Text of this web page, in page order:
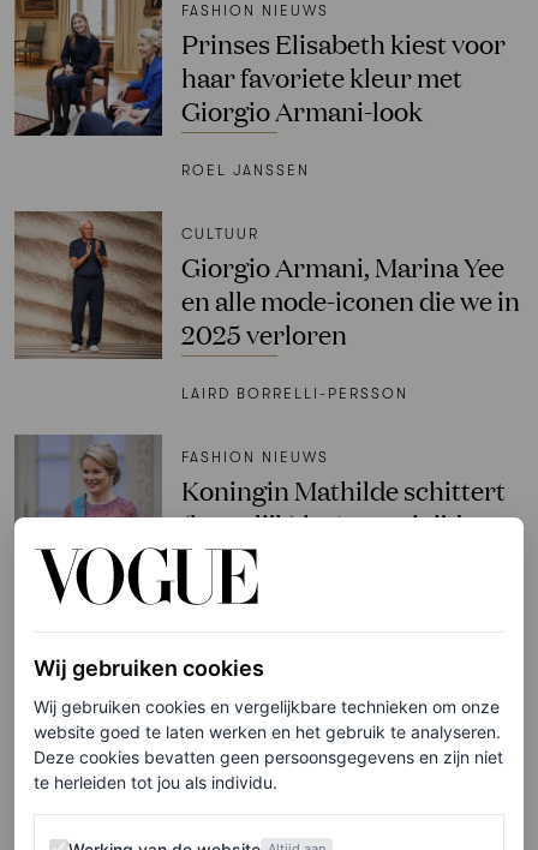
FASHION NIEUWS
Prinses Elisabeth kiest voor
haar favoriete kleur met
Giorgio Armani-look
ROEL JANSSEN
CULTUUR
Giorgio Armani, Marina Yee
en alle mode-iconen die we in
2025 verloren
LAIRD BORRELLI-PERSSON
FASHION NIEUWS
Koningin Mathilde schittert
(letterlijk) in Armani tijdens
staatsbanket
FASHION NIEUWS
Dakota Johnson en Margot
Robbie dragen totaal
verschillende naked dresses
MARGAUX ANBOUBA
Wij gebruiken cookies
Wij gebruiken cookies en vergelijkbare technieken om onze
website goed te laten werken en het gebruik te analyseren.
Deze cookies bevatten geen persoonsgegevens en zijn niet
te herleiden tot jou als individu.
Werking van de website